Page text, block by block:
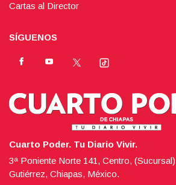
Cartas al Director
SÍGUENOS
Cuarto Poder. Tu Diario Vivir.
3ª Poniente Norte 141, Centro,
Gutiérrez, Chiapas, México.